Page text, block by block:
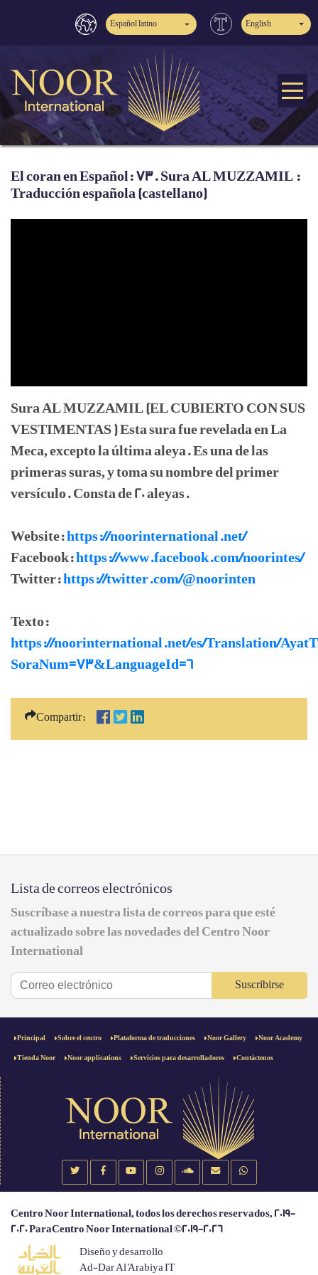
Español latino English
El coran en Español: 73. Sura AL MUZZAMIL :
Traducción española (castellano)
Sura AL MUZZAMIL (EL CUBIERTO CON SUS
VESTIMENTAS ) Esta sura fue revelada en La
Meca, excepto la última aleya. Es una de las
primeras suras, y toma su nombre del primer
versículo. Consta de 20 aleyas.
Website:https://noorinternational.net/
Facebook:https://www.facebook.com/noorintes/
Twitter:https://twitter.com/@noorinten
Texto:
https://noorinternational.net/es/Translation/
SoraNum=73&LanguageId=6
Compartir:
Lista de correos electrónicos
Suscríbase a nuestra lista de correos para que esté
actualizado sobre las novedades del Centro Noor
International
Suscribirse
Principal Sobre el centro Plataforma de traducciones Noor Gallery Noor Academy
Tienda Noor Noor applications Servicios para desarrolladores Contáctenos
Centro Noor International, todos los derechos reservados, 2019-
2020 ParaCentro Noor International ©2019-2026
Diseño y desarrollo
Ad-Dar Al 'Arabiya IT